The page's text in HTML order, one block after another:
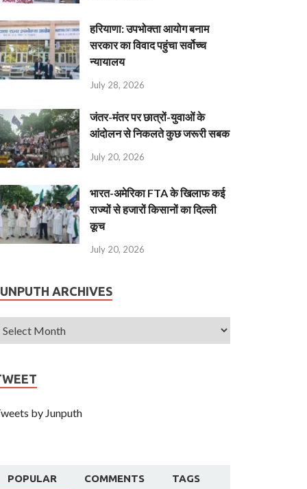
हरियाणा: उपभोक्ता आयोग बनाम
सरकार का विवाद पहुंचा सर्वोच्च
न्यायालय
July 28, 2026
जंतर-मंतर पर छात्रों-युवाओं के
आंदोलन से निकलते कुछ जरूरी सबक
July 20, 2026
भारत-अमेरिका FTA के खिलाफ कई
राज्यों से हजारों किसानों का दिल्ली
कूच
July 20, 2026
ARCHIVES
by Junputh
POPULAR COMMENTS TAGS